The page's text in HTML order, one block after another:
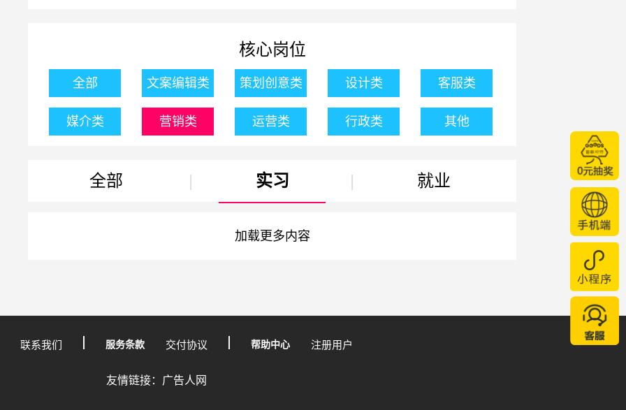
核心岗位
全部 文案编辑类 策划创意类 设计类 客服类
媒介类 营销类 运营类 行政类 其他
全部 | 实习 | 就业
加载更多内容
联系我们 服务条款 交付协议 帮助中心 注册用户
友情链接：广告人网